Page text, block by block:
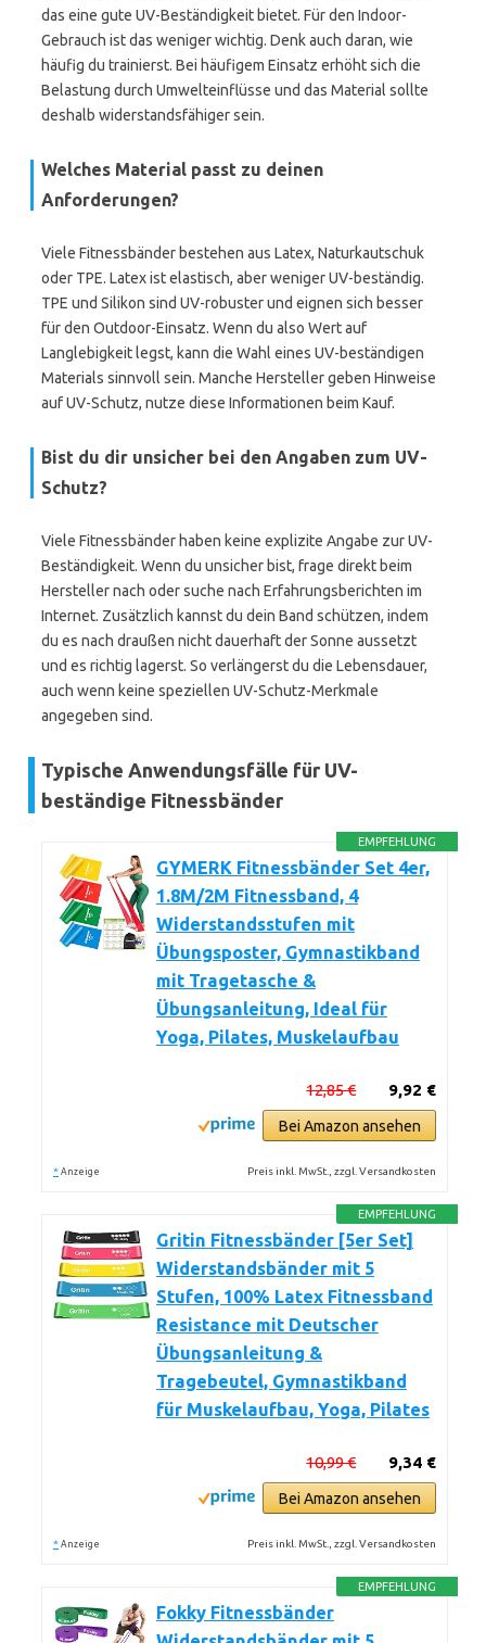
das eine gute UV-Beständigkeit bietet. Für den Indoor-
Gebrauch ist das weniger wichtig. Denk auch daran, wie
häufig du trainierst. Bei häufigem Einsatz erhöht sich die
Belastung durch Umwelteinflüsse und das Material sollte
deshalb widerstandsfähiger sein.
Welches Material passt zu deinen
Anforderungen?
Viele Fitnessbänder bestehen aus Latex, Naturkautschuk
oder TPE. Latex ist elastisch, aber weniger UV-beständig.
TPE und Silikon sind UV-robuster und eignen sich besser
für den Outdoor-Einsatz. Wenn du also Wert auf
Langlebigkeit legst, kann die Wahl eines UV-beständigen
Materials sinnvoll sein. Manche Hersteller geben Hinweise
auf UV-Schutz, nutze diese Informationen beim Kauf.
Bist du dir unsicher bei den Angaben zum UV-
Schutz?
Viele Fitnessbänder haben keine explizite Angabe zur UV-
Beständigkeit. Wenn du unsicher bist, frage direkt beim
Hersteller nach oder suche nach Erfahrungsberichten im
Internet. Zusätzlich kannst du dein Band schützen, indem
du es nach draußen nicht dauerhaft der Sonne aussetzt
und es richtig lagerst. So verlängerst du die Lebensdauer,
auch wenn keine speziellen UV-Schutz-Merkmale
angegeben sind.
Typische Anwendungsfälle für UV-
beständige Fitnessbänder
EMPFEHLUNG
GYMERK Fitnessbänder Set 4er,
1.8M/2M Fitnessband, 4
Widerstandsstufen mit
Übungsposter, Gymnastikband
mit Tragetasche &
Übungsanleitung, Ideal für
Yoga, Pilates, Muskelaufbau
9,92 €
12,85 €
Bei Amazon ansehen
* Anzeige Preis inkl. MwSt., zzgl. Versandkosten
EMPFEHLUNG
Gritin Fitnessbänder [5er Set]
Widerstandsbänder mit 5
Stufen, 100% Latex Fitnessband
Resistance mit Deutscher
Übungsanleitung &
Tragebeutel, Gymnastikband
für Muskelaufbau, Yoga, Pilates
9,34 €
10,99 €
Bei Amazon ansehen
* Anzeige Preis inkl. MwSt., zzgl. Versandkosten
EMPFEHLUNG
Fokky Fitnessbänder